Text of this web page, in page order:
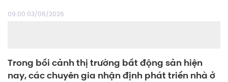
09:00 03/06/2026
Trong bối cảnh thị trường bất động sản hiện
nay, các chuyên gia nhận định phát triển nhà ở